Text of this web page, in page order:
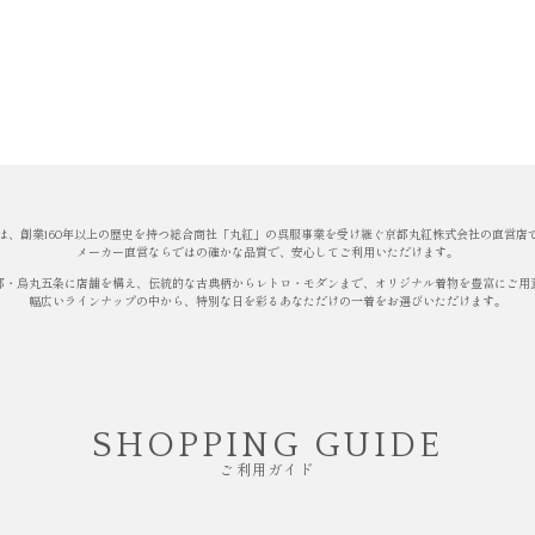
、創業160年以上の歴史を持つ総合商社「丸紅」の呉服事業を受け継ぐ京都丸紅株式会社の直営店
メーカー直営ならではの確かな品質で、安心してご利用いただけます。
・烏丸五条に店舗を構え、伝統的な古典柄からレトロ・モダンまで、オリジナル着物を豊富にご用
幅広いラインナップの中から、特別な日を彩るあなただけの一着をお選びいただけます。
SHOPPING GUIDE
ご利用ガイド